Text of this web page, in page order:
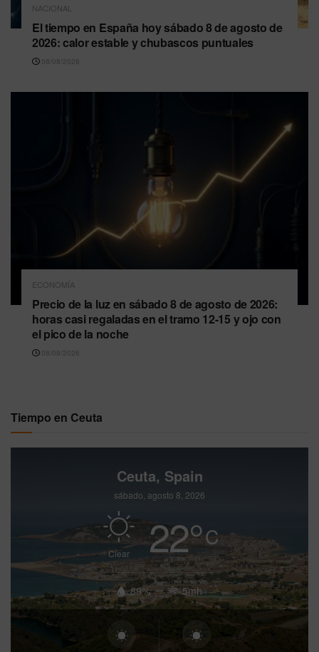
NACIONAL
El tiempo en España hoy sábado 8 de agosto de
2026: calor estable y chubascos puntuales
08/08/2026
ECONOMÍA
Precio de la luz en sábado 8 de agosto de 2026:
horas casi regaladas en el tramo 12-15 y ojo con
el pico de la noche
08/08/2026
Tiempo en Ceuta
Ceuta, Spain
sábado, agosto 8, 2026
Clear 22°C
89% 5mh